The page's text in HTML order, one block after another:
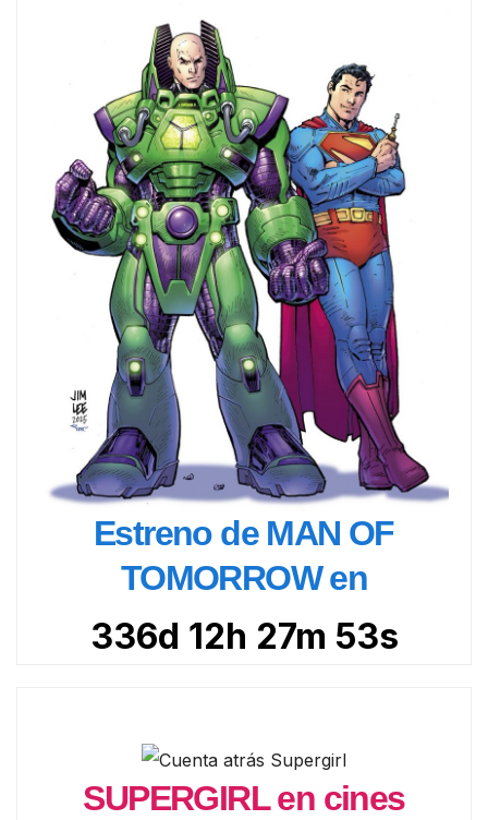
Estreno de MAN OF
TOMORROW en
336d 12h 27m 51s
SUPERGIRL en cines